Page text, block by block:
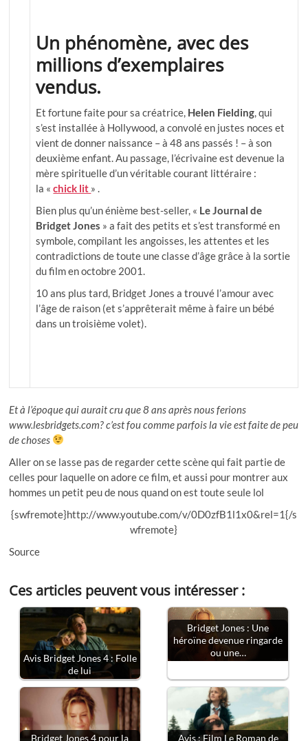
Un phénomène, avec des
millions d’exemplaires
vendus.
Et fortune faite pour sa créatrice, Helen Fielding, qui
s’est installée à Hollywood, a convolé en justes noces et
vient de donner naissance – à 48 ans passés ! – à son
deuxième enfant. Au passage, l’écrivaine est devenue la
mère spirituelle d’un véritable courant littéraire :
la «chick lit » .
Bien plus qu’un énième best-seller, « Le Journal de
Bridget Jones » a fait des petits et s’est transformé en
symbole, compilant les angoisses, les attentes et les
contradictions de toute une classe d’âge grâce à la sortie
du film en octobre 2001.
10 ans plus tard, Bridget Jones a trouvé l’amour avec
l’âge de raison (et s’apprêterait même à faire un bébé
dans un troisième volet).
Et à l’époque qui aurait cru que 8 ans après nous ferions
www.lesbridgets.com? c’est fou comme parfois la vie est faite de peu
de choses
Aller on se lasse pas de regarder cette scène qui fait partie de
celles pour laquelle on adore ce film, et aussi pour montrer aux
hommes un petit peu de nous quand on est toute seule lol
{swfremote}http://www.youtube.com/v/0D0zfB1l1x0&rel=1{/s
wfremote}
Source
Ces articles peuvent vous intéresser :
Avis Bridget Jones 4 : Folle
de lui
Bridget Jones : Une
héroïne devenue ringarde
ou une…
Bridget Jones 4 pour la Avis : Film Le Roman de